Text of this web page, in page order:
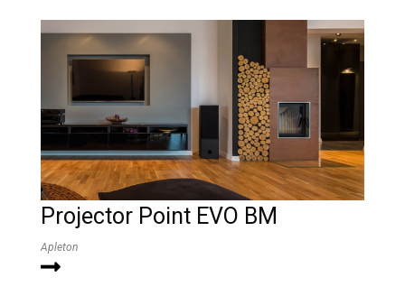
Projector Point EVO BM
Apleton